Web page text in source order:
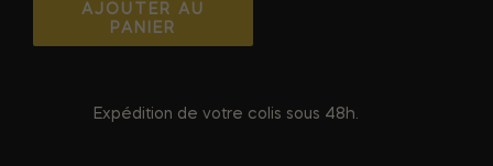
AJOUTER AU
PANIER
Expédition de votre colis sous 48h.